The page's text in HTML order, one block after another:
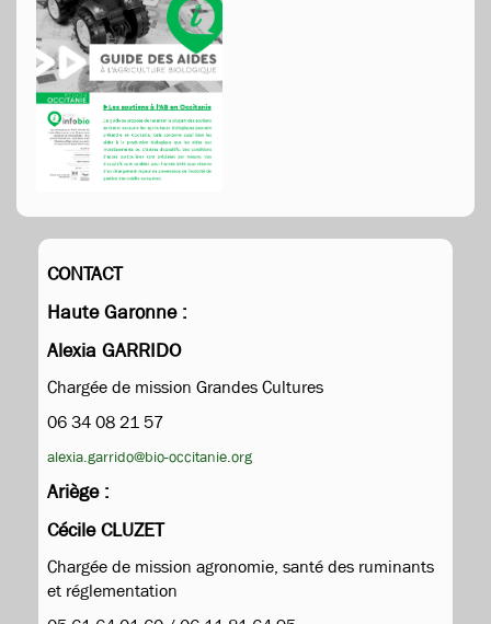
CONTACT
Haute Garonne :
Alexia GARRIDO
Chargée de mission Grandes Cultures
06 34 08 21 57
alexia.garrido@bio-occitanie.org
Ariège :
Cécile CLUZET
Chargée de mission agronomie, santé des ruminants
et réglementation